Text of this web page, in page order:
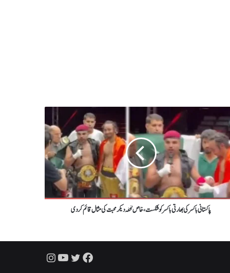
پاکستانی باکسرکی بھارتی باکسر کو شکست ، خاص تحفہ دیکر محبت کی مثال قائم کردی